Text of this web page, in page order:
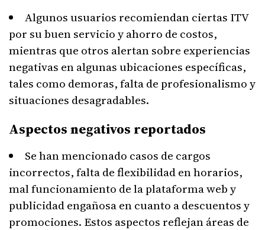
Algunos usuarios recomiendan ciertas ITV
por su buen servicio y ahorro de costos,
mientras que otros alertan sobre experiencias
negativas en algunas ubicaciones específicas,
tales como demoras, falta de profesionalismo y
situaciones desagradables.
Aspectos negativos reportados
Se han mencionado casos de cargos
incorrectos, falta de flexibilidad en horarios,
mal funcionamiento de la plataforma web y
publicidad engañosa en cuanto a descuentos y
promociones. Estos aspectos reflejan áreas de